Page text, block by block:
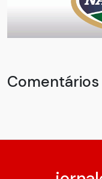
Comentários